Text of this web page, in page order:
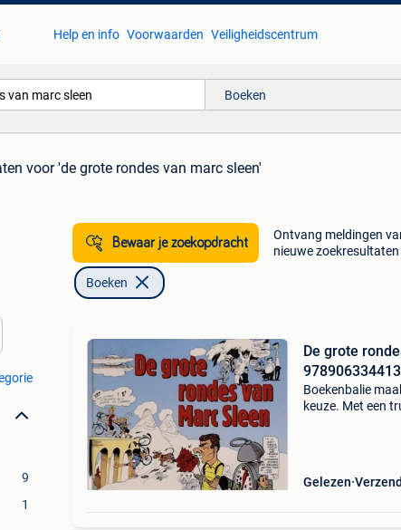
Help en info Voorwaarden Veiligheidscentrum
Boeken
voor 'de grote rondes van marc sleen'
9
1
Bewaar je zoekopdracht
Ontvang meldingen
nieuwe zoekresultaten
Boeken
De grote
Boekenbalie
keuze. Met een
Gelezen